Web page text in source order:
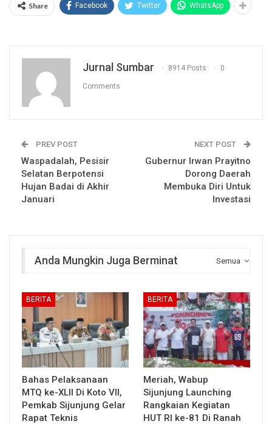
Share Facebook Twitter WhatsApp
Jurnal Sumbar 8914 Posts 0
Comments
PREV POST
Waspadalah, Pesisir
Selatan Berpotensi
Hujan Badai di Akhir
Januari
NEXT POST
Gubernur Irwan Prayitno
Dorong Daerah
Membuka Diri Untuk
Investasi
Semua
Anda Mungkin Juga Berminat
BERITA
Bahas Pelaksanaan
MTQ ke-XLII Di Koto VII,
Pemkab Sijunjung Gelar
Rapat Teknis
BERITA
Meriah, Wabup
Sijunjung Launching
Rangkaian Kegiatan
HUT RI ke-81 Di Ranah